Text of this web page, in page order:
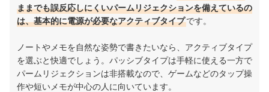
ままでも誤反応しにくいパームリジェクションを備えているの
は、基本的に電源が必要なアクティブタイプです。
ノートやメモを自然な姿勢で書きたいなら、アクティブタイプ
を選ぶと快適でしょう。パッシブタイプは手軽に使える一方で
パームリジェクションは非搭載なので、ゲームなどのタップ操
作や短いメモが中心の人に向いています。